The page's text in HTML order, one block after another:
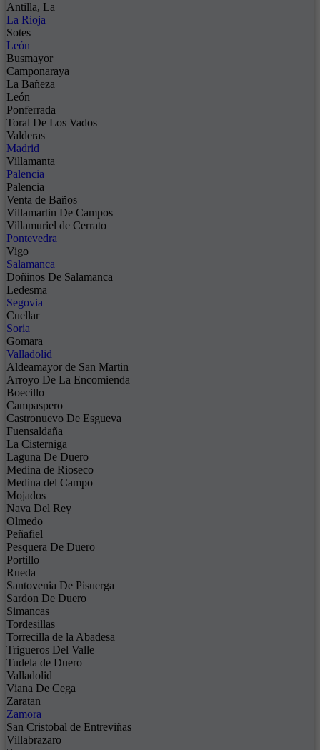
Antilla, La
La Rioja
Sotes
León
Busmayor
Camponaraya
La Bañeza
León
Ponferrada
Toral De Los Vados
Valderas
Madrid
Villamanta
Palencia
Palencia
Venta de Baños
Villamartin De Campos
Villamuriel de Cerrato
Pontevedra
Vigo
Salamanca
Doñinos De Salamanca
Ledesma
Segovia
Cuellar
Soria
Gomara
Valladolid
Aldeamayor de San Martin
Arroyo De La Encomienda
Boecillo
Campaspero
Castronuevo De Esgueva
Fuensaldaña
La Cisterniga
Laguna De Duero
Medina de Rioseco
Medina del Campo
Mojados
Nava Del Rey
Olmedo
Peñafiel
Pesquera De Duero
Portillo
Rueda
Santovenia De Pisuerga
Sardon De Duero
Simancas
Tordesillas
Torrecilla de la Abadesa
Trigueros Del Valle
Tudela de Duero
Valladolid
Viana De Cega
Zaratan
Zamora
San Cristobal de Entreviñas
Villabrazaro